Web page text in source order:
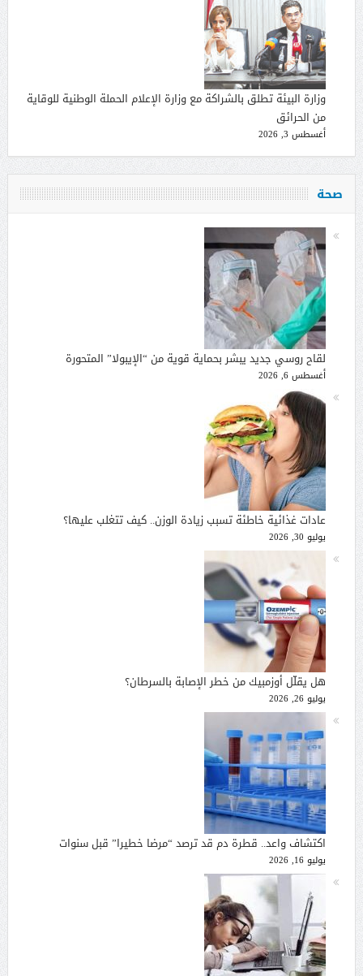
وزارة البيئة تطلق بالشراكة مع وزارة الإعلام الحملة الوطنية للوقاية
من الحرائق
أغسطس 3, 2026
صحة
لقاح روسي جديد يبشر بحماية قوية من “الإيبولا” المتحورة
أغسطس 6, 2026
عادات غذائية خاطئة تسبب زيادة الوزن.. كيف تتغلب عليها؟
يوليو 30, 2026
هل يقلّل أوزمبيك من خطر الإصابة بالسرطان؟
يوليو 26, 2026
اكتشاف واعد.. قطرة دم قد ترصد “مرضا خطيرا” قبل سنوات
يوليو 16, 2026